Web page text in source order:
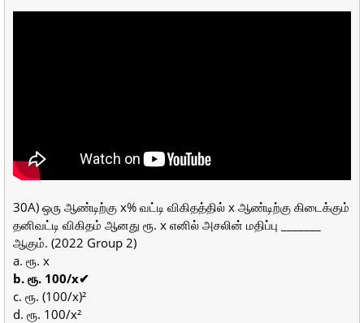
30A) ஒரு ஆண்டிற்கு x% வட்டி விகிதத்தில் x ஆண்டிற்கு கிடைக்கும்
தனிவட்டி விகிதம் ஆனது ரூ. x எனில் அசலின் மதிப்பு _______
ஆகும். (2022 Group 2)
a. ரூ. x
b. ரூ. 100/x✔
c. ரூ. (100/x)²
d. ரூ. 100/x²